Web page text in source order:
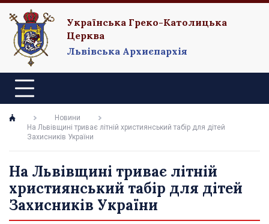
Українська Греко-Католицька
Церква
Львівська Архиєпархія
Новини
На Львівщині триває літній християнський табір для дітей
Захисників України
На Львівщині триває літній
християнський табір для дітей
Захисників України